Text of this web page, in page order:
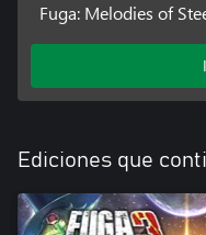
Fuga: Melodies of
Ediciones que